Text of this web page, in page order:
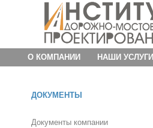
О КОМПАНИИ НАШИ УСЛУГИ
ДОКУМЕНТЫ
Документы компании